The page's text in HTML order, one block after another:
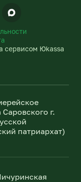
сервисом Юkassa
г.
патриархат)